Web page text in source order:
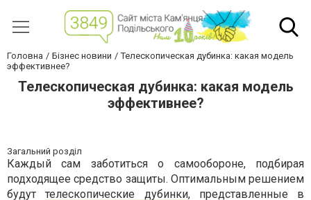
Головна Бізнес новини
Телескопическая дубинка: какая модель
эффективнее?
Телескопическая дубинка: какая модель
эффективнее?
Загальний розділ
Каждый сам заботиться о самообороне, подбирая
подходящее средство защиты. Оптимальным решением
будуттелескопические дубинки, представленные в